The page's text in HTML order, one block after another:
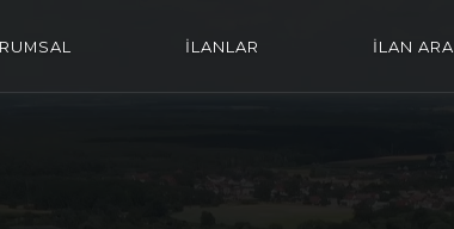
İLANLAR İLAN ARA